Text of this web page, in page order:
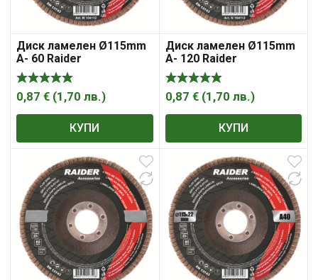
Диск ламелен Ø115mm
A- 60 Raider
0,87 € (1,70 лв.)
КУПИ
Диск ламелен Ø115mm
А- 120 Raider
0,87 € (1,70 лв.)
КУПИ